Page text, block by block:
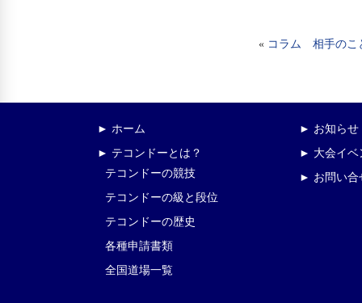
« コラム 相手のこ
► ホーム
► テコンドーとは？
テコンドーの競技
テコンドーの級と段位
テコンドーの歴史
各種申請書類
全国道場一覧
► お知らせ
► 大会イベ
► お問い合